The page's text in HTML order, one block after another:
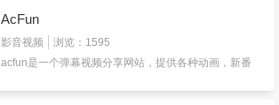
并由商家提供退货承诺、破损补寄等消费者保障服务，
让你安心享受网上购物乐趣！
AcFun
影音视频
浏览：1595
acfun是一个弹幕视频分享网站，提供各种动画，新番
人们在弹幕视频中领略到宅文化的魅力。